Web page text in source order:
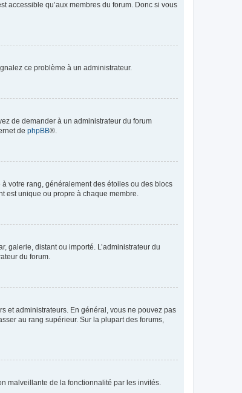
accessible qu’aux membres du forum. Donc si vous
ce problème à un administrateur.
de demander à un administrateur du forum
de phpBB®.
à votre rang, généralement des étoiles ou des blocs
est unique ou propre à chaque membre.
galerie, distant ou importé. L’administrateur du
du forum.
et administrateurs. En général, vous ne pouvez pas
au rang supérieur. Sur la plupart des forums,
malveillante de la fonctionnalité par les invités.